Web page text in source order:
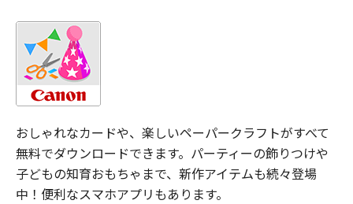
おしゃれなカードや、楽しいペーパークラフトがすべて
無料でダウンロードできます。パーティーの飾りつけや
子どもの知育おもちゃまで、新作アイテムも続々登場
中！便利なスマホアプリもあります。